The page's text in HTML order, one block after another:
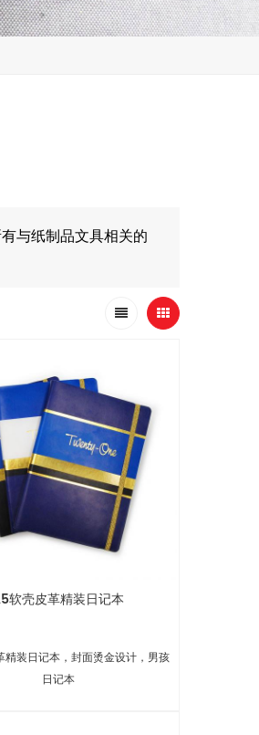
与纸制品文具相关的
软壳皮革精装日记本
精装日记本，封面烫金设计，男孩
日记本